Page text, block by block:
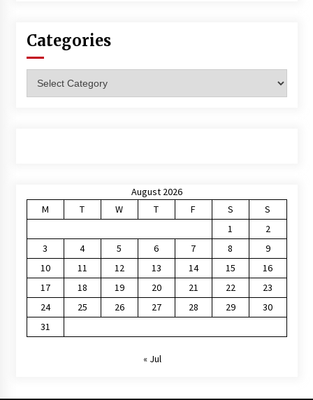
Categories
August 2026
M
T W T F S
S
1
2
3
4 5 6 7 8
9
10
11 12 13 14 15
16
17
18 19 20 21 22
23
24
25 26 27 28 29
30
31
« Jul